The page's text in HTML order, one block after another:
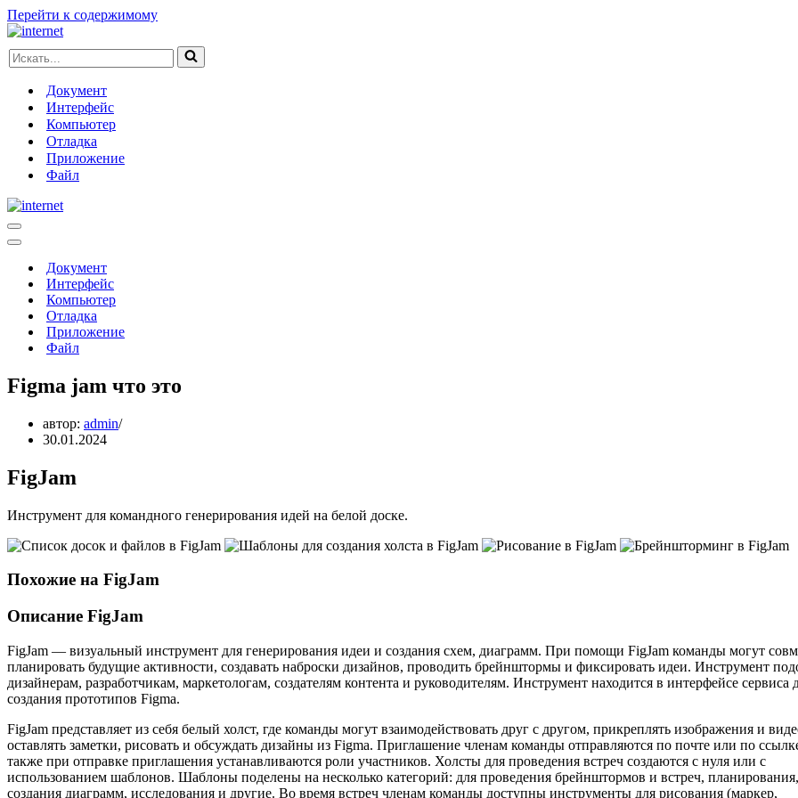
Перейти к содержимому
Искать...
Документ
Интерфейс
Компьютер
Отладка
Приложение
Файл
Меню
навигации
Меню
навигацииДокумент
Интерфейс
Компьютер
Отладка
Приложение
Файл
Figma jam что это
автор: admin
30.01.2024
FigJam
Инструмент для командного генерирования идей на белой доске.
Похожие на FigJam
Описание FigJam
FigJam — визуальный инструмент для генерирования идеи и создания схем, диаграмм. При помощи FigJam команды могут
планировать будущие активности, создавать наброски дизайнов, проводить брейнштормы и фиксировать идеи. Инструмент
дизайнерам, разработчикам, маркетологам, создателям контента и руководителям. Инструмент находится в интерфейсе сервиса
создания прототипов Figma.
FigJam представляет из себя белый холст, где команды могут взаимодействовать друг с другом, прикреплять изображения и
оставлять заметки, рисовать и обсуждать дизайны из Figma. Приглашение членам команды отправляются по почте или по
также при отправке приглашения устанавливаются роли участников. Холсты для проведения встреч создаются с нуля или с
использованием шаблонов. Шаблоны поделены на несколько категорий: для проведения брейнштормов и встреч, планирования,
создания диаграмм, исследования и другие. Во время встреч членам команды доступны инструменты для рисования (маркер,